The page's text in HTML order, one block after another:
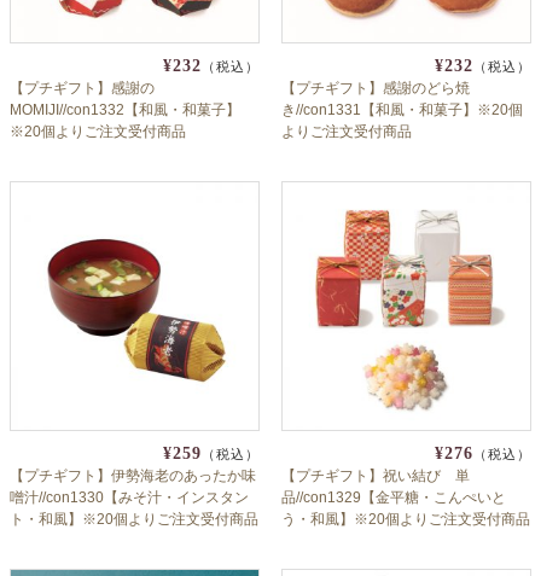
¥232 （税込）
【プチギフト】感謝の
MOMIJI//con1332【和風・和菓子】
※20個よりご注文受付商品
¥232 （税込）
【プチギフト】感謝のどら焼
き//con1331【和風・和菓子】※20個
よりご注文受付商品
¥259 （税込）
【プチギフト】伊勢海老のあったか味
噌汁//con1330【みそ汁・インスタン
ト・和風】※20個よりご注文受付商品
¥276 （税込）
【プチギフト】祝い結び 単
品//con1329【金平糖・こんぺいと
う・和風】※20個よりご注文受付商品